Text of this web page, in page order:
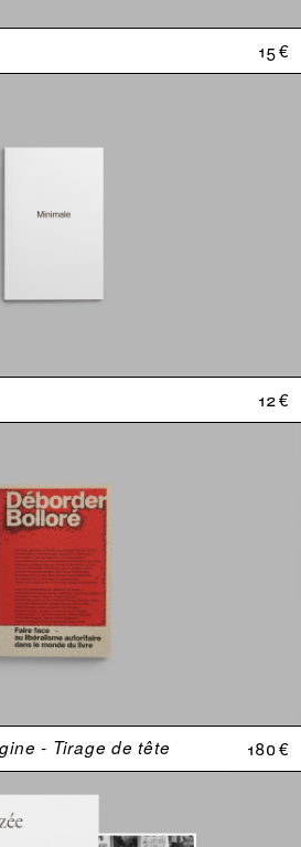
15 €
12 €
- Tirage de tête 180 €